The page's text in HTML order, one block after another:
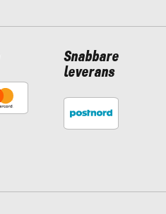
Snabbare
leverans